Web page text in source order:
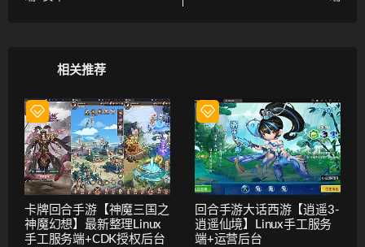
相关推荐
卡牌回合手游【神魔三国之
神魔幻想】最新整理Linux
手工服务端+CDK授权后台
回合手游大话西游【逍遥3-
逍遥仙境】Linux手工服务
端+运营后台